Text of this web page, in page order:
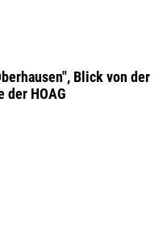
Blick von der
der HOAG